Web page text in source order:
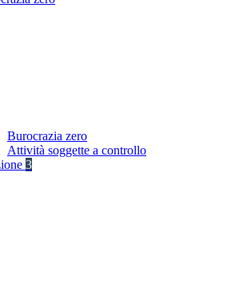
Burocrazia zero
Attività soggette a controllo
3